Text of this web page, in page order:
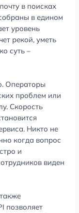
в поисках
в едином
уровень
рекой, уметь
суть –
Операторы
проблем или
Скорость
Никто не
когда вопрос
и
виден
позволяет